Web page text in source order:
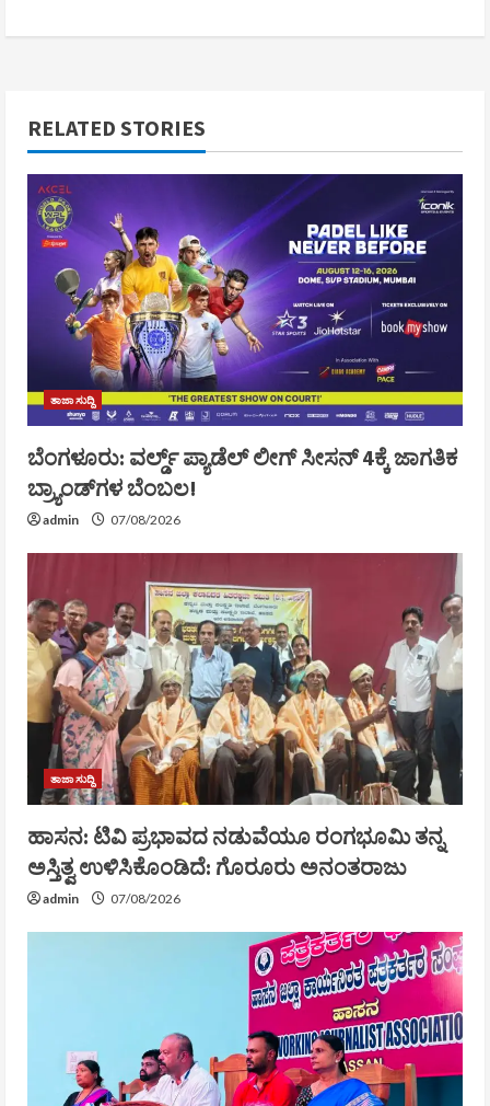
RELATED STORIES
ತಾಜಾ ಸುದ್ದಿ
ಬೆಂಗಳೂರು: ವರ್ಲ್ಡ್ ಪ್ಯಾಡೆಲ್ ಲೀಗ್ ಸೀಸನ್ 4ಕ್ಕೆ ಜಾಗತಿಕ
ಬ್ರ್ಯಾಂಡ್‌ಗಳ ಬೆಂಬಲ!
admin 07/08/2026
ತಾಜಾ ಸುದ್ದಿ
ಹಾಸನ: ಟಿವಿ ಪ್ರಭಾವದ ನಡುವೆಯೂ ರಂಗಭೂಮಿ ತನ್ನ
ಅಸ್ತಿತ್ವ ಉಳಿಸಿಕೊಂಡಿದೆ: ಗೊರೂರು ಅನಂತರಾಜು
admin 07/08/2026